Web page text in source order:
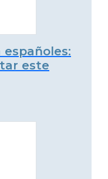
españoles:
este